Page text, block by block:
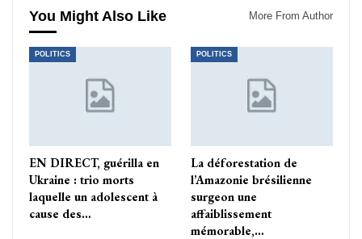
You Might Also Like More From Author
POLITICS
EN DIRECT, guérilla en
Ukraine : trio morts
laquelle un adolescent à
cause des…
POLITICS
La déforestation de
l’Amazonie brésilienne
surgeon une
affaiblissement
mémorable,…